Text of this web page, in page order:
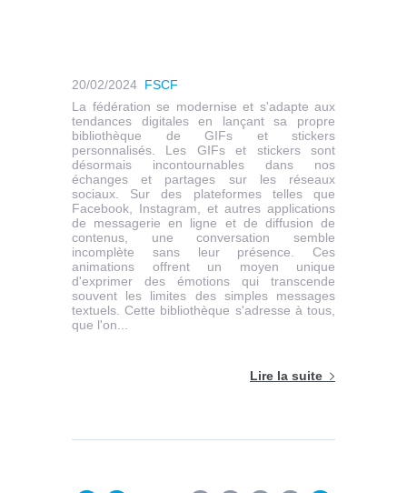
20/02/2024 FSCF
La fédération se modernise et s'adapte aux
tendances digitales en lançant sa propre
bibliothèque de GIFs et stickers
personnalisés. Les GIFs et stickers sont
désormais incontournables dans nos
échanges et partages sur les réseaux
sociaux. Sur des plateformes telles que
Facebook, Instagram, et autres applications
de messagerie en ligne et de diffusion de
contenus, une conversation semble
incomplète sans leur présence. Ces
animations offrent un moyen unique
d'exprimer des émotions qui transcende
souvent les limites des simples messages
textuels. Cette bibliothèque s'adresse à tous,
que l'on...
Lire la suite